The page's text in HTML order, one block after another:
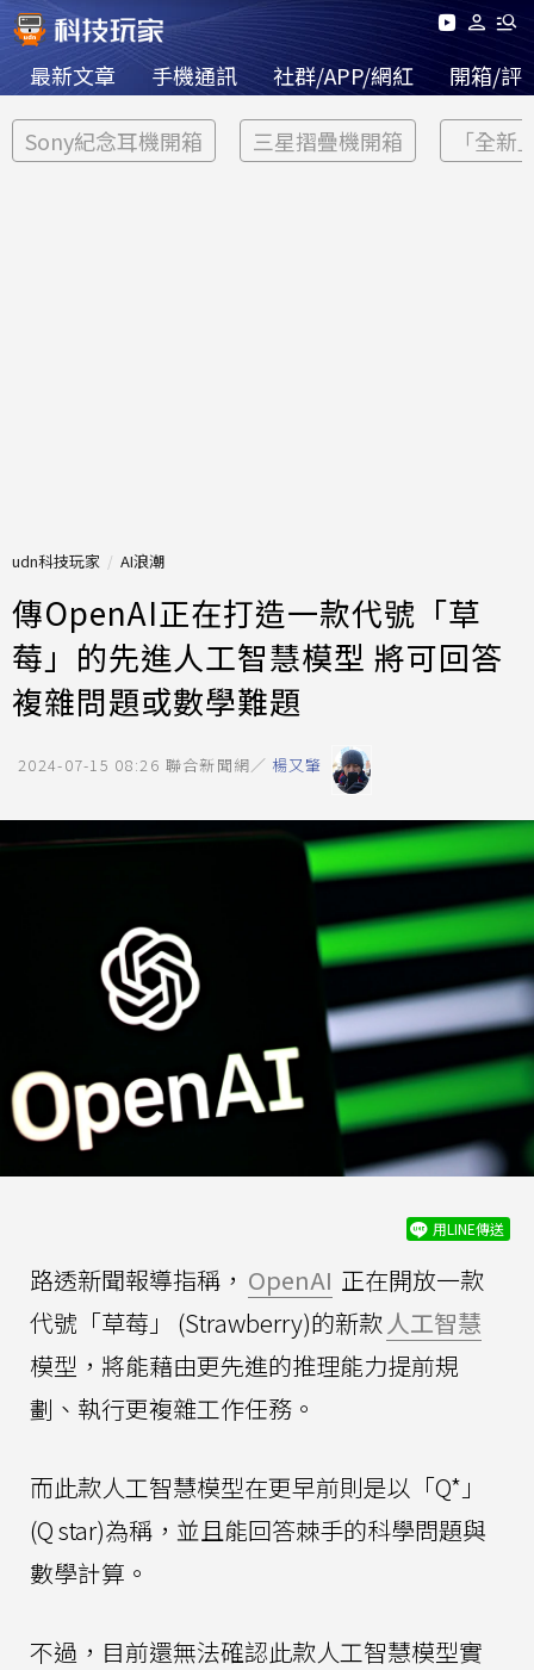
最新文章 手機通訊 社群/APP/網紅 開箱/評
Sony紀念耳機開箱 三星摺疊機開箱 「全新
udn科技玩家 AI浪潮
傳OpenAI正在打造一款代號「草
莓」的先進人工智慧模型 將可回答
複雜問題或數學難題
2024-07-15 08:26 聯合新聞網／ 楊又肇
用LINE傳送
路透新聞報導指稱， OpenAI 正在開放一款
代號「草莓」 (Strawberry)的新款 人工智慧
模型，將能藉由更先進的推理能力提前規
劃、執行更複雜工作任務。
而此款人工智慧模型在更早前則是以「Q*」
(Q star)為稱，並且能回答棘手的科學問題與
數學計算。
不過，目前還無法確認此款人工智慧模型實